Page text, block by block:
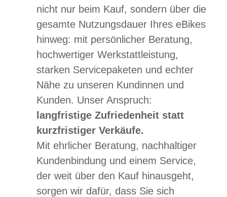
nicht nur beim Kauf, sondern über die
gesamte Nutzungsdauer Ihres eBikes
hinweg: mit persönlicher Beratung,
hochwertiger Werkstattleistung,
starken Servicepaketen und echter
Nähe zu unseren Kundinnen und
Kunden. Unser Anspruch:
langfristige Zufriedenheit statt
kurzfristiger Verkäufe.
Mit ehrlicher Beratung, nachhaltiger
Kundenbindung und einem Service,
der weit über den Kauf hinausgeht,
sorgen wir dafür, dass Sie sich